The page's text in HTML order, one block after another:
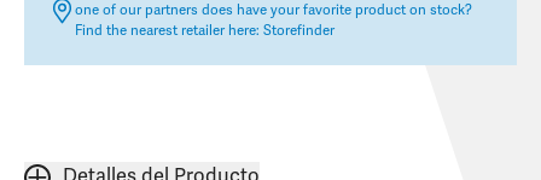
one of our partners does have your favorite product on stock?
Find the nearest retailer here: Storefinder